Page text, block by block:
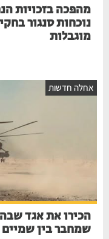
מהפכה בזכויות
נוכחות סנגור
מוגבלות
אחלה חדשות
הכירו את אגד
שמחבר בין